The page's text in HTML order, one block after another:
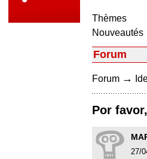
Thèmes
Nouveautés
Forum
Forum →
Por
27/